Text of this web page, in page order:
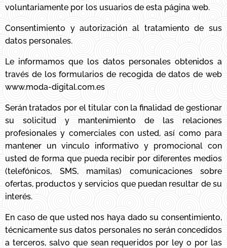
voluntariamente por los usuarios de esta página web.
Consentimiento y autorización al tratamiento de sus
datos personales.
Le informamos que los datos personales obtenidos a
través de los formularios de recogida de datos de web
www.moda-digital.com.es
Serán tratados por el titular con la finalidad de gestionar
su solicitud y mantenimiento de las relaciones
profesionales y comerciales con usted, así como para
mantener un vinculo informativo y promocional con
usted de forma que pueda recibir por diferentes medios
(telefónicos, SMS, mamilas) comunicaciones sobre
ofertas, productos y servicios que puedan resultar de su
interés.
En caso de que usted nos haya dado su consentimiento,
técnicamente sus datos personales no serán concedidos
a terceros, salvo que sean requeridos por ley o por las